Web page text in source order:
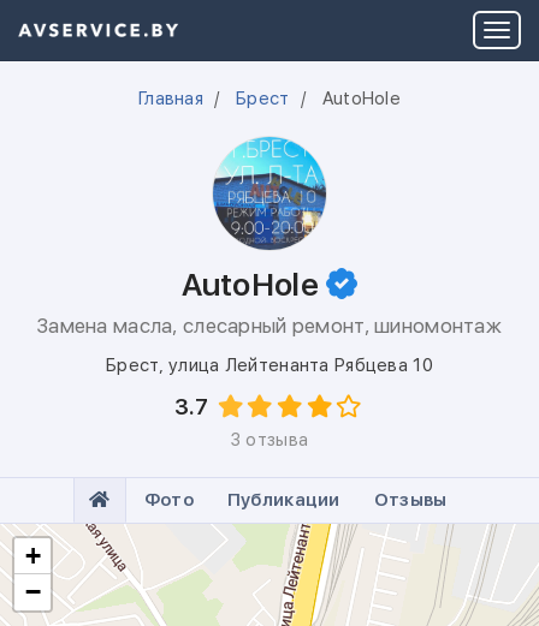
Главная Брест AutoHole
AutoHole
Замена масла, слесарный ремонт, шиномонтаж
Брест,улица Лейтенанта Рябцева 10
3.7
3 отзыва
Фото Публикации Отзывы
+
−